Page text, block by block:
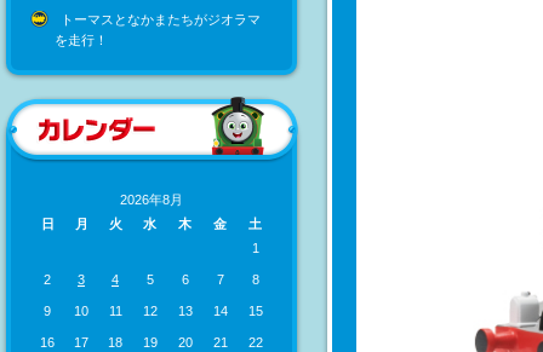
トーマスとなかまたちがジオラマ
を走行！
2026年8月
日
月 火 水 木 金
土
1
2 3 4 5 6 7 8
9 10 11 12 13 14 15
16 17 18 19 20 21 22